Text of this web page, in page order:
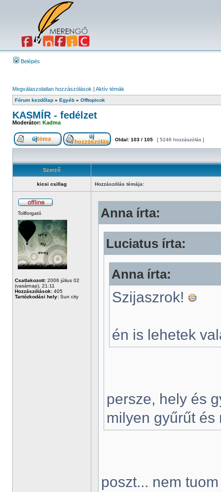
Belépés
Megválaszolatlan hozzászólások | Aktív témák
Fórum kezdőlap » Egyéb » Offtopicok
KASMÍR - fedélzet
Moderátor: Kadma
Oldal: 103 / 105 [ 5246 hozzászólás ]
Szerző
kicsi csillag Hozzászólás témája:
Tollforgató
Csatlakozott: 2006 július 02
(vasárnap), 21:11
Hozzászólások: 405
Tartózkodási hely: Sun city
Anna írta:
Luciatus írta:
Anna írta:
Szijaszrok!
én is lehetek
persze, hely és
milyen gyűrűt
poszt... nem